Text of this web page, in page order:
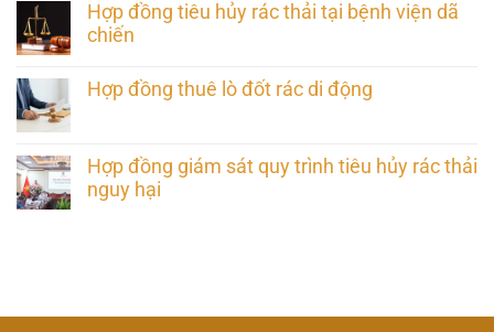
Hợp đồng tiêu hủy rác thải tại bệnh viện dã
chiến
Hợp đồng thuê lò đốt rác di động
Hợp đồng giám sát quy trình tiêu hủy rác thải
nguy hại